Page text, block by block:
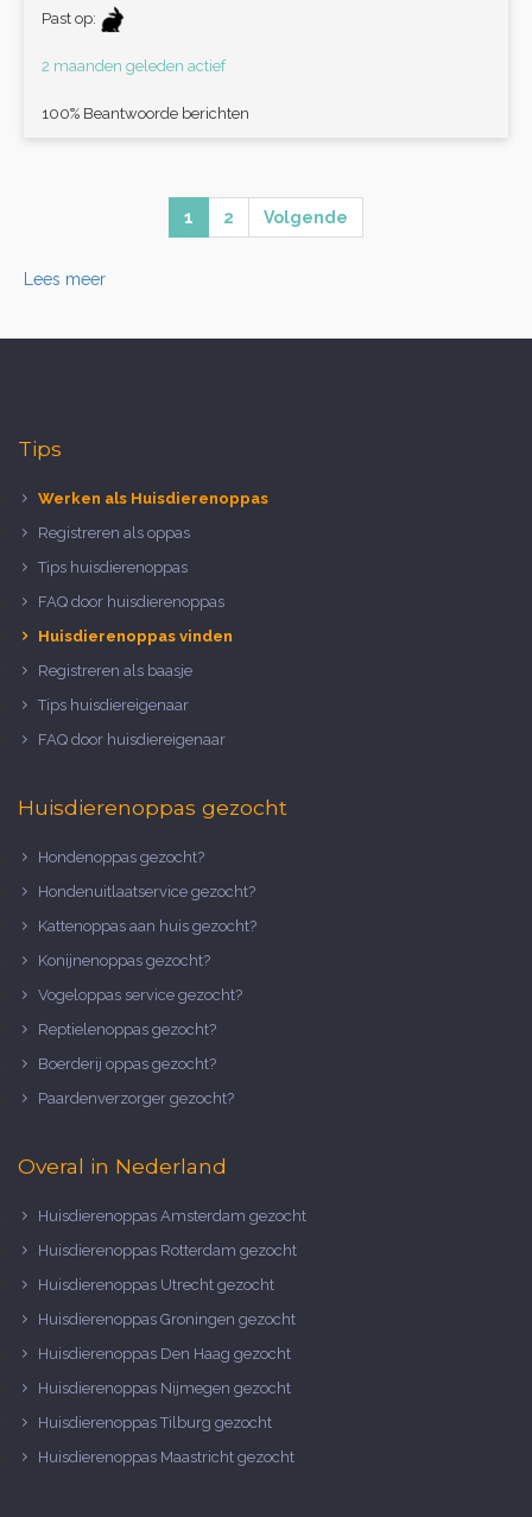
Past op:
2 maanden geleden actief
100% Beantwoorde berichten
1 2 Volgende
Lees meer
Tips
Werken als Huisdierenoppas
Registreren als oppas
Tips huisdierenoppas
FAQ door huisdierenoppas
Huisdierenoppas vinden
Registreren als baasje
Tips huisdiereigenaar
FAQ door huisdiereigenaar
Huisdierenoppas gezocht
Hondenoppas gezocht?
Hondenuitlaatservice gezocht?
Kattenoppas aan huis gezocht?
Konijnenoppas gezocht?
Vogeloppas service gezocht?
Reptielenoppas gezocht?
Boerderij oppas gezocht?
Paardenverzorger gezocht?
Overal in Nederland
Huisdierenoppas Amsterdam gezocht
Huisdierenoppas Rotterdam gezocht
Huisdierenoppas Utrecht gezocht
Huisdierenoppas Groningen gezocht
Huisdierenoppas Den Haag gezocht
Huisdierenoppas Nijmegen gezocht
Huisdierenoppas Tilburg gezocht
Huisdierenoppas Maastricht gezocht